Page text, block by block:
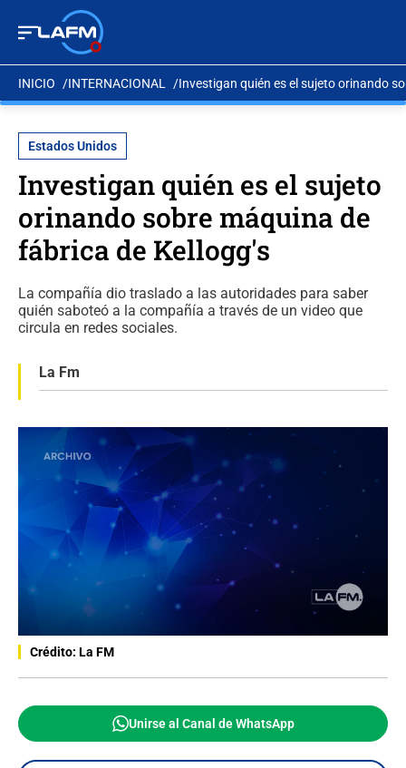
INICIO INTERNACIONAL Investigan quién es el sujeto orinando
Estados Unidos
Investigan quién es el sujeto
orinando sobre máquina de
fábrica de Kellogg's
La compañía dio traslado a las autoridades para saber
quién saboteó a la compañía a través de un video que
circula en redes sociales.
La Fm
Crédito: La FM
Unirse al Canal de WhatsApp